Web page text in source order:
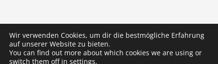
Wir verwenden Cookies, um dir die bestmögliche Erfahrung
auf unserer Website zu bieten.
You can find out more about which cookies we are using or
switch them off in settings.